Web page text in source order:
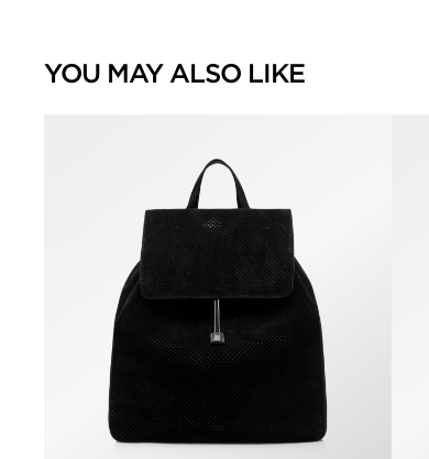
YOU MAY ALSO LIKE